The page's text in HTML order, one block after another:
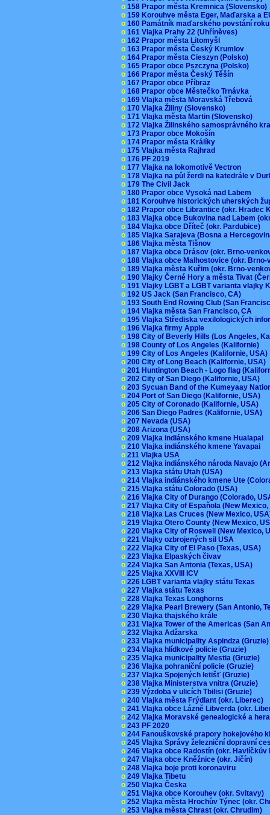
o 158 Prapor města Kremnica (Slovensko)
o 159 Korouhve města Eger, Maďarska a
o 160 Památník maďarského povstání
o 161 Vlajka Prahy 22 (Uhříněves)
o 162 Prapor města Litomyšl
o 163 Prapor města Český Krumlov
o 164 Prapor města Cieszyn (Polsko)
o 165 Prapor obce Pszczyna (Polsko)
o 166 Prapor města Český Těšín
o 167 Prapor obce Příbraz
o 168 Prapor obce Městečko Trnávka
o 169 Vlajka města Moravská Třebová
o 170 Vlajka Žiliny (Slovensko)
o 171 Vlajka města Martin (Slovensko)
o 172 Vlajka Žilinského samosprávného
o 173 Prapor obce Mokošín
o 174 Prapor města Králíky
o 175 Vlajka města Rajhrad
o 176 PF 2019
o 177 Vlajka na lokomotivě Vectron
o 178 Vlajka na půl žerdi na katedrále v
o 179 The Civil Jack
o 180 Prapor obce Vysoká nad Labem
o 181 Korouhve historických uherských
o 182 Prapor obce Librantice (okr. Hradec
o 183 Vlajka obce Bukovina nad Labem
o 184 Vlajka obce Dříteč (okr. Pardubice)
o 185 Vlajka Sarajeva (Bosna a
o 186 Vlajka města Tišnov
o 187 Vlajka obce Drásov (okr. Brno-
o 188 Vlajka obce Malhostovice (okr.
o 189 Vlajka města Kuřim (okr. Brno-
o 190 Vlajky Černé Hory a města Tivat
o 191 Vlajky LGBT a LGBT varianta vlajky
o 192 US Jack (San Francisco, CA)
o 193 South End Rowing Club (San
o 194 Vlajka města San Francisco, CA
o 195 Vlajka Střediska vexilologických
o 196 Vlajka firmy Apple
o 198 City of Beverly Hills (Los Angeles,
o 198 County of Los Angeles (Kalifornie)
o 199 City of Los Angeles (Kalifornie,
o 200 City of Long Beach (Kalifornie, USA)
o 201 Huntington Beach - Logo flag
o 202 City of San Diego (Kalifornie, USA)
o 203 Sycuan Band of the Kumeyaay
o 204 Port of San Diego (Kalifornie, USA)
o 205 City of Coronado (Kalifornie, USA)
o 206 San Diego Padres (Kalifornie, USA)
o 207 Nevada (USA)
o 208 Arizona (USA)
o 209 Vlajka indiánského kmene Hualapai
o 210 Vlajka indiánského kmene Yavapai
o 211 Vlajka USA
o 212 Vlajka indiánského národa Navajo
o 213 Vlajka státu Utah (USA)
o 214 Vlajka indiánského kmene Ute
o 215 Vlajka státu Colorado (USA)
o 216 Vlajka City of Durango (Colorado,
o 217 Vlajka City of Espaňola (New
o 218 Vlajka Las Cruces (New Mexico,
o 219 Vlajka Otero County (New Mexico,
o 220 Vlajka City of Roswell (New Mexico,
o 221 Vlajky ozbrojených sil USA
o 222 Vlajka City of El Paso (Texas, USA)
o 223 Vlajka Elpaských čivav
o 224 Vlajka San Antonia (Texas, USA)
o 225 Vlajka XXVIII ICV
o 226 LGBT varianta vlajky státu Texas
o 227 Vlajka státu Texas
o 228 Vlajka Texas Longhorns
o 229 Vlajka Pearl Brewery (San Antonio,
o 230 Vlajka thajského krále
o 231 Vlajka Tower of the Americas (San
o 232 Vlajka Adžarska
o 233 Vlajka municipality Aspindza
o 234 Vlajka hlídkové policie (Gruzie)
o 235 Vlajka municipality Mestia (Gruzie)
o 236 Vlajka pohraniční policie (Gruzie)
o 237 Vlajka Spojených letišť (Gruzie)
o 238 Vlajka Ministerstva vnitra (Gruzie)
o 239 Výzdoba v ulicích Tbilisi (Gruzie)
o 240 Vlajka města Frýdlant (okr. Liberec)
o 241 Vlajka obce Lázně Libverda (okr.
o 242 Vlajka Moravské genealogické a
o 243 PF 2020
o 244 Fanouškovské prapory hokejového
o 245 Vlajka Správy železniční dopravní
o 246 Vlajka obce Radostín (okr.
o 247 Vlajka obce Kněžnice (okr. Jičín)
o 248 Vlajka boje proti koronaviru
o 249 Vlajka Tibetu
o 250 Vlajka Česka
o 251 Vlajka obce Korouhev (okr. Svitavy)
o 252 Vlajka města Hrochův Týnec (okr.
o 253 Vlajka města Chrast (okr. Chrudim)